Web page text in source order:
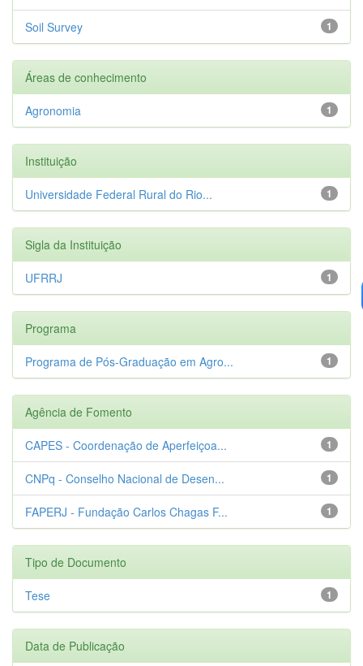
1
Soil Survey
Áreas de conhecimento
1
Agronomia
Instituição
1
Universidade Federal Rural do Rio...
Sigla da Instituição
1
UFRRJ
Programa
1
Programa de Pós-Graduação em Agro...
Agência de Fomento
1
CAPES - Coordenação de Aperfeiçoa...
1
CNPq - Conselho Nacional de Desen...
1
FAPERJ - Fundação Carlos Chagas F...
Tipo de Documento
1
Tese
Data de Publicação